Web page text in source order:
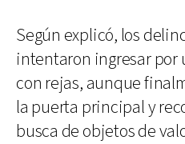
Según explicó, los
intentaron ingresar por
con rejas, aunque
la puerta principal y
busca de objetos de